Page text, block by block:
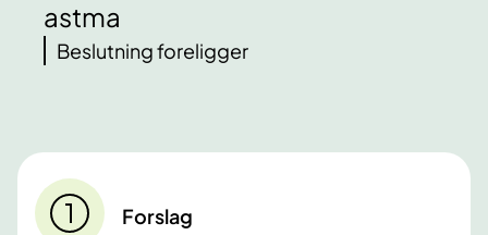
astma
Beslutning foreligger
Forslag